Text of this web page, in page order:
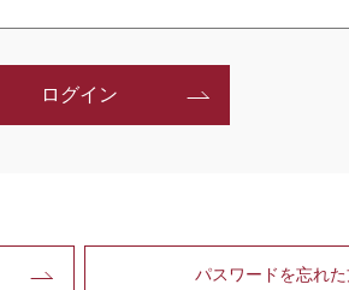
ログイン
パスワードを忘れ